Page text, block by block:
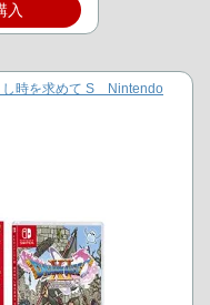
入
し時を求めて S Nintendo